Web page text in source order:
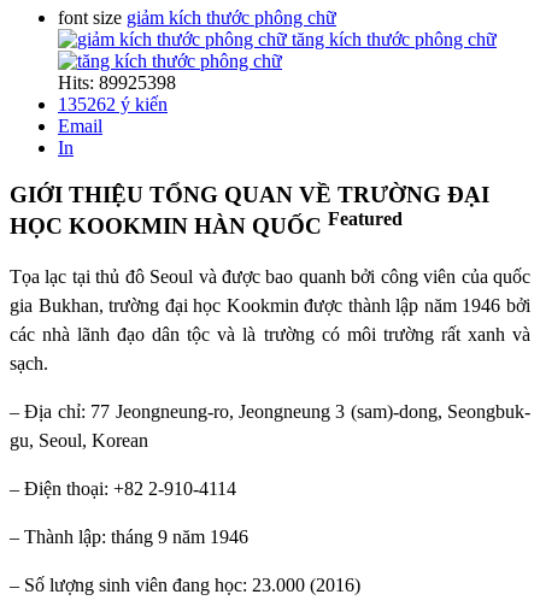
font size giảm kích thước phông chữ
tăng kích thước phông chữ
Hits: 89925398
135262 ý kiến
Email
In
GIỚI THIỆU TỔNG QUAN VỀ TRƯỜNG ĐẠI
HỌC KOOKMIN HÀN QUỐC Featured
Tọa lạc tại thủ đô Seoul và được bao quanh bởi công viên của quốc
gia Bukhan, trường đại học Kookmin được thành lập năm 1946 bởi
các nhà lãnh đạo dân tộc và là trường có môi trường rất xanh và
sạch.
– Địa chỉ: 77 Jeongneung-ro, Jeongneung 3 (sam)-dong, Seongbuk-
gu, Seoul, Korean
– Điện thoại: +82 2-910-4114
– Thành lập: tháng 9 năm 1946
– Số lượng sinh viên đang học: 23.000 (2016)